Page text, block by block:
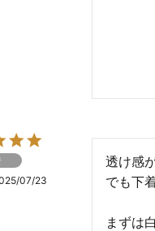
07/23
透け感
でも下
まずは